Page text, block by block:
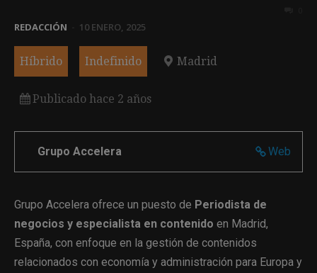
REDACCIÓN 10 ENERO, 2025
Híbrido Indefinido Madrid
Publicado hace 2 años
Web
Grupo Accelera
Grupo Accelera ofrece un puesto de Periodista de
negocios y especialista en contenido en Madrid,
España, con enfoque en la gestión de contenidos
relacionados con economía y administración para Europa y